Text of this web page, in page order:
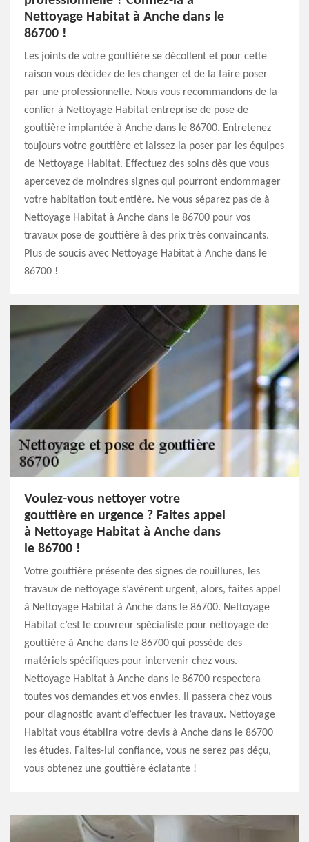
Nettoyage Habitat à Anche dans le
86700 !
Les joints de votre gouttière se décollent et pour cette
raison vous décidez de les changer et de la faire poser
par une professionnelle. Nous vous recommandons de la
confier à Nettoyage Habitat entreprise de pose de
gouttière implantée à Anche dans le 86700. Entretenez
toujours votre gouttière et laissez-la poser par les équipes
de Nettoyage Habitat. Effectuez des soins dès que vous
apercevez de moindres signes qui pourront endommager
votre habitation tout entière. Ne vous séparez pas de à
Nettoyage Habitat à Anche dans le 86700 pour vos
travaux pose de gouttière à des prix très convaincants.
Plus de soucis avec Nettoyage Habitat à Anche dans le
86700 !
Voulez-vous nettoyer votre
gouttière en urgence ? Faites appel
à Nettoyage Habitat à Anche dans
le 86700 !
Votre gouttière présente des signes de rouillures, les
travaux de nettoyage s’avèrent urgent, alors, faites appel
à Nettoyage Habitat à Anche dans le 86700. Nettoyage
Habitat c’est le couvreur spécialiste pour nettoyage de
gouttière à Anche dans le 86700 qui possède des
matériels spécifiques pour intervenir chez vous.
Nettoyage Habitat à Anche dans le 86700 respectera
toutes vos demandes et vos envies. Il passera chez vous
pour diagnostic avant d’effectuer les travaux. Nettoyage
Habitat vous établira votre devis à Anche dans le 86700
les études. Faites-lui confiance, vous ne serez pas déçu,
vous obtenez une gouttière éclatante !